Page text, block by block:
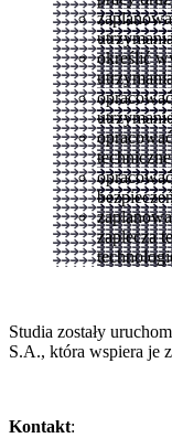
określić
zaplecza
Studia zostały
S.A., która wspiera je
Kontakt: